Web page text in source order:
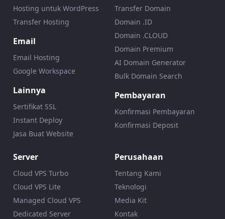
Hosting untuk WordPress
Transfer Hosting
Email
Email Hosting
Google Workspace
Lainnya
Sertifikat SSL
Instant Deploy
Jasa Buat Website
Transfer Domain
Domain .ID
Domain .CLOUD
Domain Premium
AI Domain Generator
Bulk Domain Search
Pembayaran
Konfirmasi Pembayaran
Konfirmasi Deposit
Server
Cloud VPS Turbo
Cloud VPS Lite
Managed Cloud VPS
Dedicated Server
Perusahaan
Tentang Kami
Teknologi
Media Kit
Kontak